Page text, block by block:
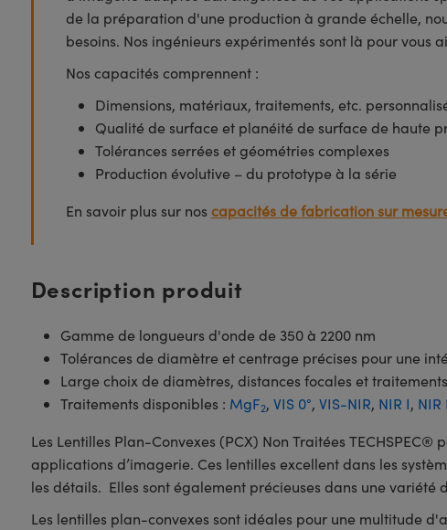
de la préparation d'une production à grande échelle,
besoins. Nos ingénieurs expérimentés sont là pour vous
Nos capacités comprennent :
Dimensions, matériaux, traitements, etc.
Qualité de surface et planéité de surface de haute
Tolérances serrées et géométries complexes
Production évolutive – du prototype à la série
En savoir plus sur nos capacités de fabrication sur
Description produit
Gamme de longueurs d'onde de 350 à 2200 nm
Tolérances de diamètre et centrage précises pour une
Large choix de diamètres, distances focales et traitements
Traitements disponibles : MgF2, VIS 0°, VIS-NIR, NIR I, NIR
Les Lentilles Plan-Convexes (PCX) Non Traitées
applications d’imagerie. Ces lentilles excellent dans les
les détails. Elles sont également précieuses dans une
Les lentilles plan-convexes sont idéales pour une multitude